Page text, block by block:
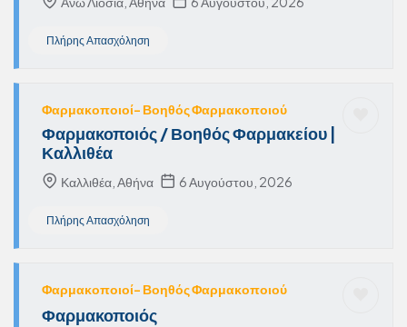
Πλήρης Απασχόληση
Φαρμακοποιοί- Βοηθός Φαρμακοποιού
Φαρμακοποιός / Βοηθός Φαρμακείου |
Καλλιθέα
Καλλιθέα, Αθήνα 6 Αυγούστου, 2026
Πλήρης Απασχόληση
Φαρμακοποιοί- Βοηθός Φαρμακοποιού
Φαρμακοποιός